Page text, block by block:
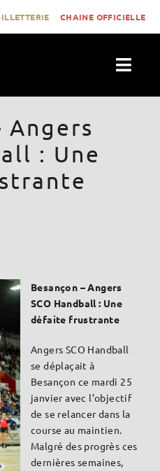
CHAINE OFFICIELLE
Angers
: Une
Besançon – Angers
SCO Handball : Une
défaite frustrante
Angers SCO Handball
se déplaçait à
Besançon ce mardi 25
janvier avec l’objectif
de se relancer dans la
course au maintien.
Malgré des progrès ces
dernières semaines,